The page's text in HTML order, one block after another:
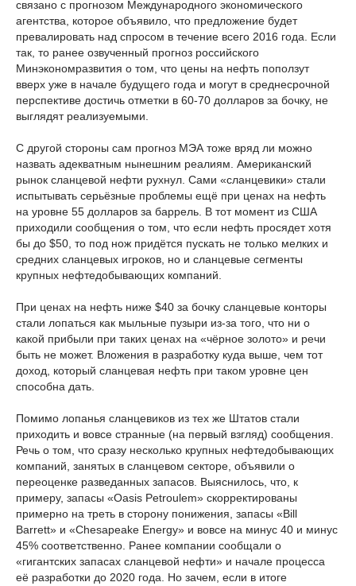
связано с прогнозом Международного экономического
агентства, которое объявило, что предложение будет
превалировать над спросом в течение всего 2016 года. Если
так, то ранее озвученный прогноз российского
Минэкономразвития о том, что цены на нефть поползут
вверх уже в начале будущего года и могут в среднесрочной
перспективе достичь отметки в 60-70 долларов за бочку, не
выглядят реализуемыми.
С другой стороны сам прогноз МЭА тоже вряд ли можно
назвать адекватным нынешним реалиям. Американский
рынок сланцевой нефти рухнул. Сами «сланцевики» стали
испытывать серьёзные проблемы ещё при ценах на нефть
на уровне 55 долларов за баррель. В тот момент из США
приходили сообщения о том, что если нефть просядет хотя
бы до $50, то под нож придётся пускать не только мелких и
средних сланцевых игроков, но и сланцевые сегменты
крупных нефтедобывающих компаний.
При ценах на нефть ниже $40 за бочку сланцевые конторы
стали лопаться как мыльные пузыри из-за того, что ни о
какой прибыли при таких ценах на «чёрное золото» и речи
быть не может. Вложения в разработку куда выше, чем тот
доход, который сланцевая нефть при таком уровне цен
способна дать.
Помимо лопанья сланцевиков из тех же Штатов стали
приходить и вовсе странные (на первый взгляд) сообщения.
Речь о том, что сразу несколько крупных нефтедобывающих
компаний, занятых в сланцевом секторе, объявили о
переоценке разведанных запасов. Выяснилось, что, к
примеру, запасы «Oasis Petroulem» скорректированы
примерно на треть в сторону понижения, запасы «Bill
Barrett» и «Chesapeake Energy» и вовсе на минус 40 и минус
45% соответственно. Ранее компании сообщали о
«гигантских запасах сланцевой нефти» и начале процесса
её разработки до 2020 года. Но зачем, если в итоге